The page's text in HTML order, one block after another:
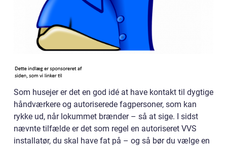
Som husejer er det en god idé at have kontakt til dygtige
håndværkere og autoriserede fagpersoner, som kan
rykke ud, når lokummet brænder – så at sige. I sidst
nævnte tilfælde er det som regel en autoriseret VVS
installatør, du skal have fat på – og så bør du vælge en